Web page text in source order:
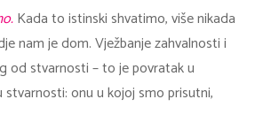
Kada to istinski shvatimo, više nikada
nam je dom. Vježbanje zahvalnosti i
od stvarnosti – to je povratak u
stvarnosti: onu u kojoj smo prisutni,